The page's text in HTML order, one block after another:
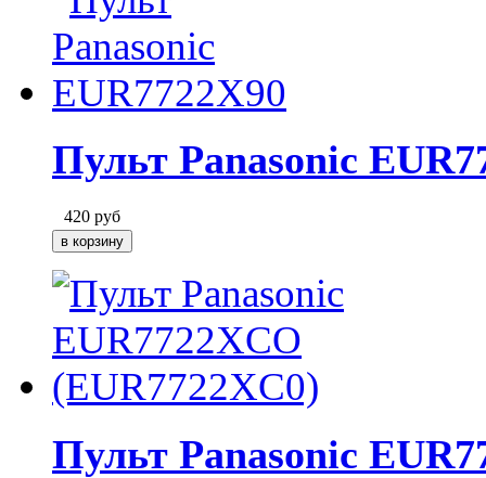
Пульт Panasonic
420 руб
Пульт Panasonic